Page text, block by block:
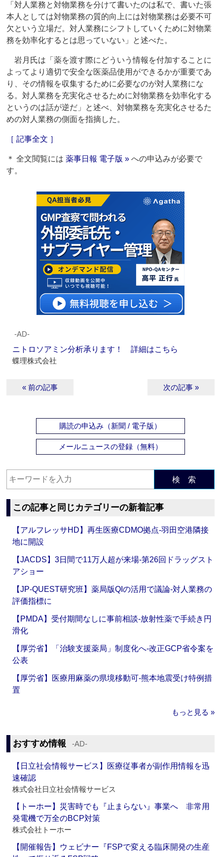
「対人業務と対物業務を分けて書いたのは私で、書いた張
本人としては対物業務の質的向上には対物業務は必要不可
欠という立場だ。対人業務にシフトしていくために対物業
務を効率化するとは思っていない」と述べた。
岩月氏は「薬を渡す際にどういう情報を付加することに
よってより適切で安全な医薬品使用ができるかが重要であ
り、その情報を収集するために必要なのが対人業務にな
る。対人業務を充実化させるために対物業務を効率化する
というのは話が逆だ」と述べ、対物業務を充実化させるた
めの対人業務の側面を指摘した。
［ 記事全文 ］
＊ 全文閲覧には薬事日報 電子版 » への申込みが必要で
す。
‐AD‐
ニトロソアミン分析承ります！ 詳細はこちら
蝶理株式会社
« 前の記事 次の記事 »
購読の申込み（新聞 / 電子版）
メールニュースの登録（無料）
検 索
この記事と同じカテゴリーの新着記事
【アルフレッサHD】再生医療CDMO拠点‐羽田空港隣接
地に開設
【JACDS】3日間で11万人超が来場‐第26回ドラッグスト
アショー
【JP-QUEST研究班】薬局版QIの活用で議論‐対人業務の
評価指標に
【PMDA】受付期間なしに事前相談‐放射性薬で手続き円
滑化
【厚労省】「治験支援薬局」制度化へ‐改正GCP省令案を
公表
【厚労省】医療用麻薬の県境移動可‐熊本地震受け特例措
置
もっと見る »
おすすめ情報 ‐AD‐
【日立社会情報サービス】医療従事者が副作用情報を迅
速確認
株式会社日立社会情報サービス
【トーホー】災害時でも『止まらない』事業へ 非常用
発電機で万全のBCP対策
株式会社トーホー
【開催報告】ウェビナー『FSPで変える臨床開発の生産